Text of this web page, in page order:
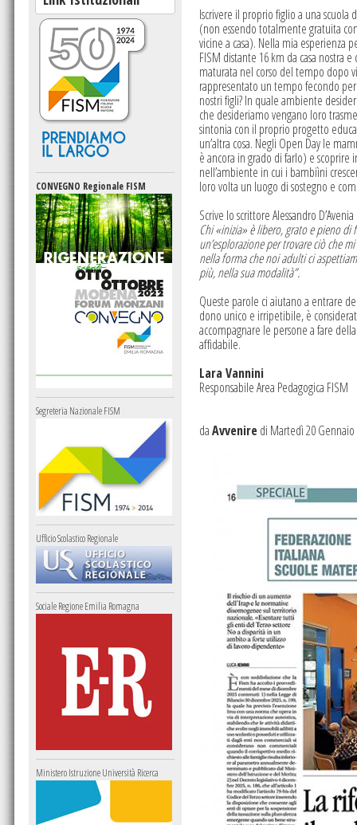
Iscrivere il proprio figlio a una scuola
(non essendo totalmente gratuita
vicine a casa). Nella mia esperienza
FISM distante 16 km da casa nostra
maturata nel corso del tempo dopo
rappresentato un tempo fecondo
nostri figli? In quale ambiente
che desideriamo vengano loro
sintonia con il proprio progetto
un’altra cosa. Negli Open Day le
è ancora in grado di farlo) e scoprire
nell’ambiente in cui i bambiìni
loro volta un luogo di sostegno e
Scrive lo scrittore Alessandro
Chi «inizia» è libero, grato e pieno
un’esplorazione per trovare ciò che
nella forma che noi adulti ci
più, nella sua modalità”.
Queste parole ci aiutano a entrare
dono unico e irripetibile, è
accompagnare le persone a fare
affidabile.
Lara Vannini
Responsabile Area Pedagogica FISM
daAvveniredi Martedì 20 Gennaio
CONVEGNO Regionale FISM
Segreteria Nazionale FISM
Ufficio Scolastico Regionale
Sociale Regione Emilia Romagna
Ministero Istruzione Università Ricerca